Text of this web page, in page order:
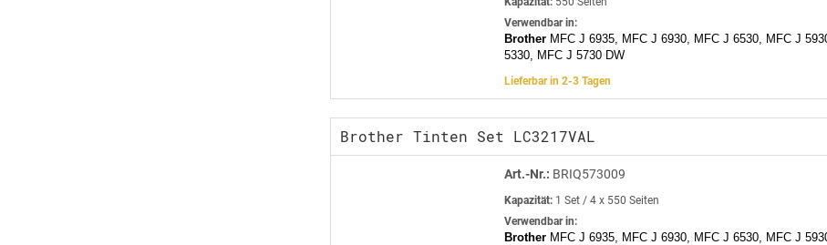
Verwendbar in:
Brother MFC J 6935, MFC J 6930, MFC J 6530, MFC J
5330, MFC J 5730 DW
Lieferbar in 2-3 Tagen
Brother Tinten Set LC3217VAL
Art.-Nr.: BRIQ573009
Kapazität: 1 Set / 4 x 550 Seiten
Verwendbar in:
Brother MFC J 6935, MFC J 6930, MFC J 6530, MFC J